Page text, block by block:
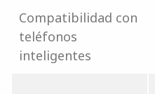
Compatibilidad con
teléfonos
inteligentes